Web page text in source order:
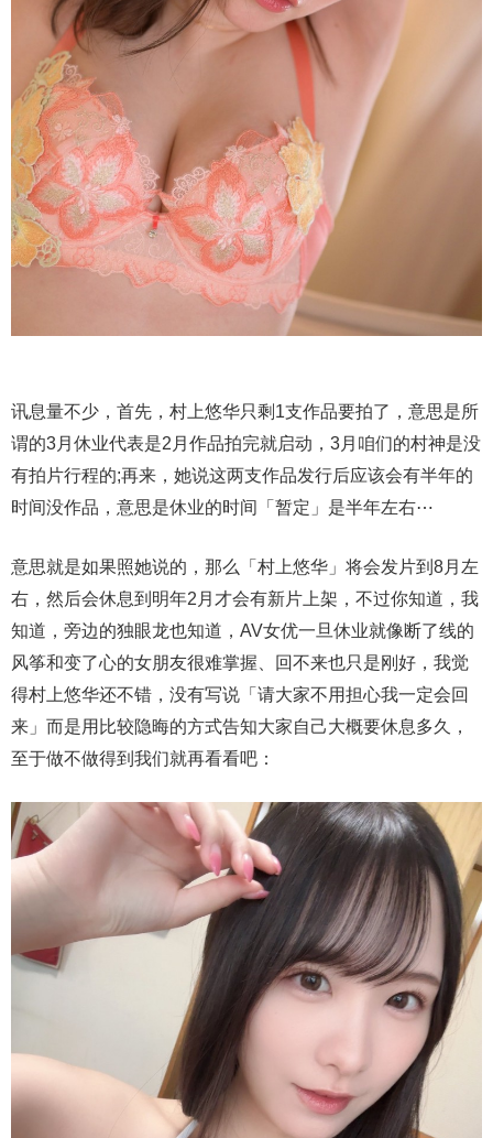
讯息量不少，首先，村上悠华只剩1支作品要拍了，意思是所
谓的3月休业代表是2月作品拍完就启动，3月咱们的村神是没
有拍片行程的;再来，她说这两支作品发行后应该会有半年的
时间没作品，意思是休业的时间「暂定」是半年左右⋯
意思就是如果照她说的，那么「村上悠华」将会发片到8月左
右，然后会休息到明年2月才会有新片上架，不过你知道，我
知道，旁边的独眼龙也知道，AV女优一旦休业就像断了线的
风筝和变了心的女朋友很难掌握、回不来也只是刚好，我觉
得村上悠华还不错，没有写说「请大家不用担心我一定会回
来」而是用比较隐晦的方式告知大家自己大概要休息多久，
至于做不做得到我们就再看看吧：